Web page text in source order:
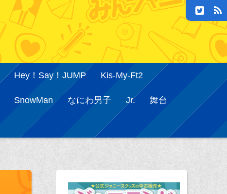
Hey！Say！JUMP Kis-My-Ft2
SnowMan なにわ男子 Jr. 舞台